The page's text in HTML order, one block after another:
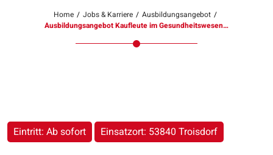
Home / Jobs & Karriere / Ausbildungsangebot /
Ausbildungsangebot Kaufleute im Gesundheitswesen…
Eintritt: Ab sofort Einsatzort: 53840 Troisdorf